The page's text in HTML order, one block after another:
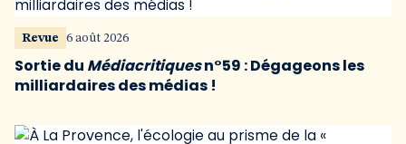
Revue 6 août 2026
Sortie du Médiacritiquesn°59 : Dégageons les
milliardaires des médias !